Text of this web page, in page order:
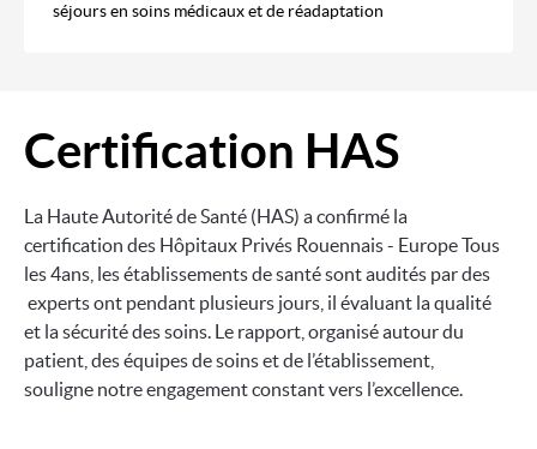
séjours en soins médicaux et de réadaptation
Image
Certification HAS
La Haute Autorité de Santé (HAS) a confirmé la
certification des Hôpitaux Privés Rouennais - Europe Tous
les 4ans, les établissements de santé sont audités par des
experts ont pendant plusieurs jours, il évaluant la qualité
et la sécurité des soins. Le rapport, organisé autour du
patient, des équipes de soins et de l’établissement,
souligne notre engagement constant vers l’excellence.